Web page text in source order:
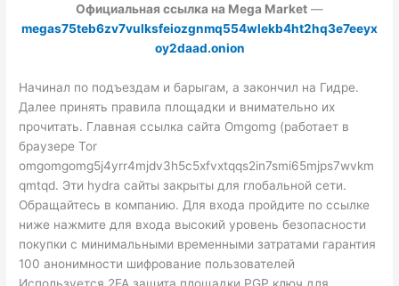
Официальная ссылка на Mega Market —
megas75teb6zv7vulksfeiozgnmq554wlekb4ht2hq3e7eeyx
oy2daad.onion
Начинал по подъездам и барыгам, а закончил на Гидре.
Далее принять правила площадки и внимательно их
прочитать. Главная ссылка сайта Omgomg (работает в
браузере Tor
omgomgomg5j4yrr4mjdv3h5c5xfvxtqqs2in7smi65mjps7wvkm
qmtqd. Эти hydra сайты закрыты для глобальной сети.
Обращайтесь в компанию. Для входа пройдите по ссылке
ниже нажмите для входа высокий уровень безопасности
покупки с минимальными временными затратами гарантия
100 анонимности шифрование пользователей
Используется 2FA защита площадки PGP ключ для